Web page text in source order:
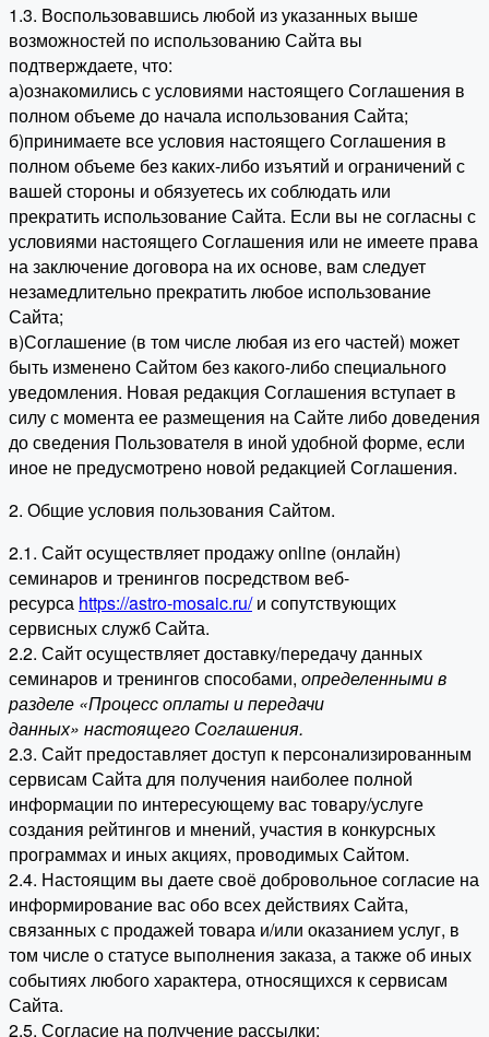
1.3. Воспользовавшись любой из указанных выше
возможностей по использованию Сайта вы
подтверждаете, что:
а)ознакомились с условиями настоящего Соглашения в
полном объеме до начала использования Сайта;
б)принимаете все условия настоящего Соглашения в
полном объеме без каких-либо изъятий и ограничений с
вашей стороны и обязуетесь их соблюдать или
прекратить использование Сайта. Если вы не согласны с
условиями настоящего Соглашения или не имеете права
на заключение договора на их основе, вам следует
незамедлительно прекратить любое использование
Сайта;
в)Соглашение (в том числе любая из его частей) может
быть изменено Сайтом без какого-либо специального
уведомления. Новая редакция Соглашения вступает в
силу с момента ее размещения на Сайте либо доведения
до сведения Пользователя в иной удобной форме, если
иное не предусмотрено новой редакцией Соглашения.
2. Общие условия пользования Сайтом.
2.1. Сайт осуществляет продажу online (онлайн)
семинаров и тренингов посредством веб-
ресурса https://astro-mosaic.ru/и сопутствующих
сервисных служб Сайта.
2.2. Сайт осуществляет доставку/передачу данных
семинаров и тренингов способами, определенными в
разделе «Процесс оплаты и передачи
данных» настоящего Соглашения.
2.3. Сайт предоставляет доступ к персонализированным
сервисам Сайта для получения наиболее полной
информации по интересующему вас товару/услуге
создания рейтингов и мнений, участия в конкурсных
программах и иных акциях, проводимых Сайтом.
2.4. Настоящим вы даете своё добровольное согласие на
информирование вас обо всех действиях Сайта,
связанных с продажей товара и/или оказанием услуг, в
том числе о статусе выполнения заказа, а также об иных
событиях любого характера, относящихся к сервисам
Сайта.
2.5. Согласие на получение рассылки: